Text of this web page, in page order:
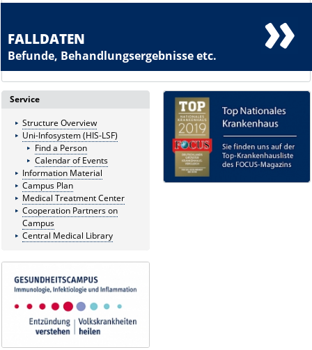
FALLDATEN
Befunde, Behandlungsergebnisse etc.
Service
Structure Overview
Uni-Infosystem (HIS-LSF)
Find a Person
Calendar of Events
Information Material
Campus Plan
Medical Treatment Center
Cooperation Partners on
Campus
Central Medical Library